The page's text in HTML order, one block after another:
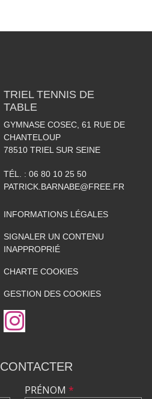
TRIEL TENNIS DE
TABLE
GYMNASE COSEC, 61 RUE DE
CHANTELOUP
78510 TRIEL SUR SEINE
TÉL. : 06 80 10 25 50
PATRICK.BARNABE@FREE.FR
INFORMATIONS LÉGALES
SIGNALER UN CONTENU
INAPPROPRIÉ
CHARTE COOKIES
GESTION DES COOKIES
PRÉNOM *